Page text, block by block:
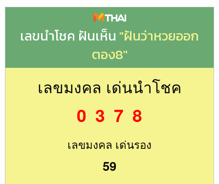
เลขนำโชค ฝันเห็น "ฝันว่าหวยออก
ตอง8"
เลขมงคล เด่นนำโชค
0 3 7 8
เลขมงคล เด่นรอง
59